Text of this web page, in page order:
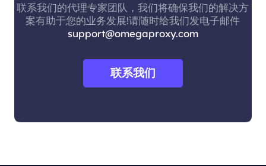
联系我们的代理专家团队，我们将确保我们的解决方
案有助于您的业务发展!请随时给我们发电子邮件
support@omegaproxy.com
联系我们